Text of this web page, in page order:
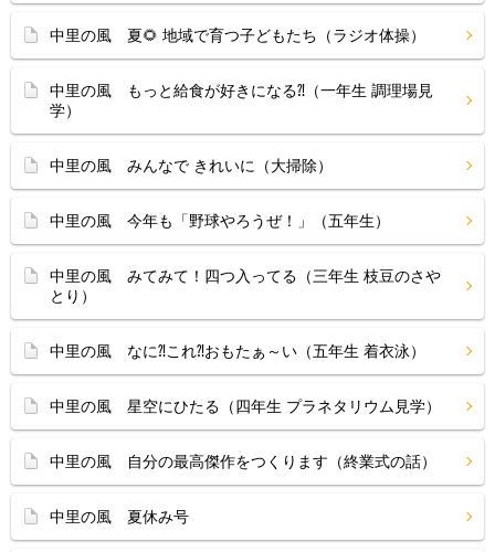
中里の風 夏🌻 地域で育つ子どもたち（ラジオ体操）
中里の風 もっと給食が好きになる⁈（一年生 調理場見
学）
中里の風 みんなで きれいに（大掃除）
中里の風 今年も「野球やろうぜ！」（五年生）
中里の風 みてみて！四つ入ってる（三年生 枝豆のさや
とり）
中里の風 なに⁈これ⁈おもたぁ～い（五年生 着衣泳）
中里の風 星空にひたる（四年生 プラネタリウム見学）
中里の風 自分の最高傑作をつくります（終業式の話）
中里の風 夏休み号